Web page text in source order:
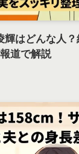
輝はどんな人
道で解説